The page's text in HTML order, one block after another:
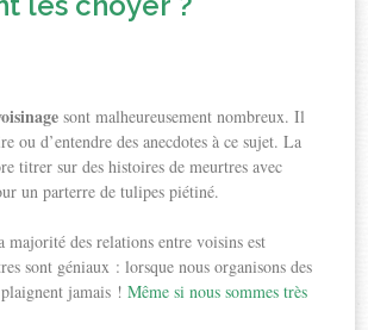
sont malheureusement nombreux. Il
ou d’entendre des anecdotes à ce sujet. La
titrer sur des histoires de meurtres avec
un parterre de tulipes piétiné.
majorité des relations entre voisins est
sont géniaux : lorsque nous organisons des
plaignent jamais !Même si nous sommes très